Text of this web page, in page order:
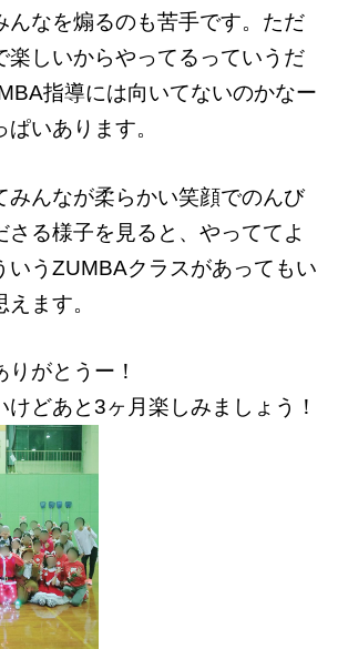
んなを煽るのも苦手です。ただ
楽しいからやってるっていうだ
指導には向いてないのかなー
いあります。
みんなが柔らかい笑顔でのんび
さる様子を見ると、やっててよ
いうZUMBAクラスがあってもい
ます。
がとうー！
けどあと3ヶ月楽しみましょう！